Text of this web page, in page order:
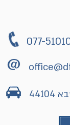
077-